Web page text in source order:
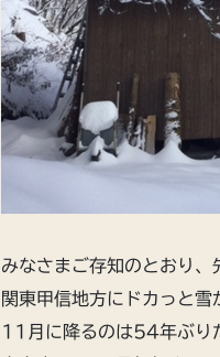
みなさまご存知のとおり
関東甲信地方にドカっと雪
11月に降るのは54年ぶり